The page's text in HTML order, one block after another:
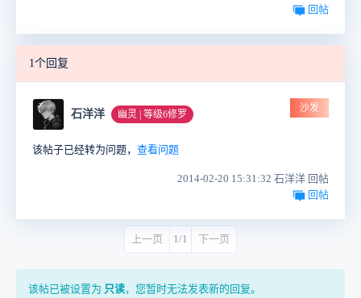
回帖
1个回复
石洋洋 幽灵 | 等级6修罗
沙发
该帖子已经转为问题， 查看问题
2014-02-20 15:31:32 石洋洋 回帖
回帖
上一页 1/1 下一页
该帖已被设置为 只读，您暂时无法发表新的回复。